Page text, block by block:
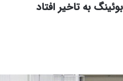
به تاخیر افتاد